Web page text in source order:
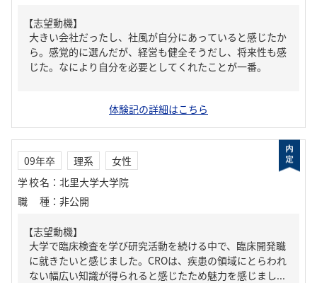
【志望動機】
大きい会社だったし、社風が自分にあっていると感じたか
ら。感覚的に選んだが、経営も健全そうだし、将来性も感
じた。なにより自分を必要としてくれたことが一番。
体験記の詳細はこちら
09年卒 理系
女性
学校名 ： 北里大学大学院
職種 ： 非公開
【志望動機】
大学で臨床検査を学び研究活動を続ける中で、臨床開発職
に就きたいと感じました。CROは、疾患の領域にとらわれ
ない幅広い知識が得られると感じたため魅力を感じまし...